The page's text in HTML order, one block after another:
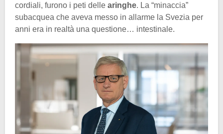
cordiali, furono i peti delle aringhe. La “minaccia”
subacquea che aveva messo in allarme la Svezia per
anni era in realtà una questione… intestinale.